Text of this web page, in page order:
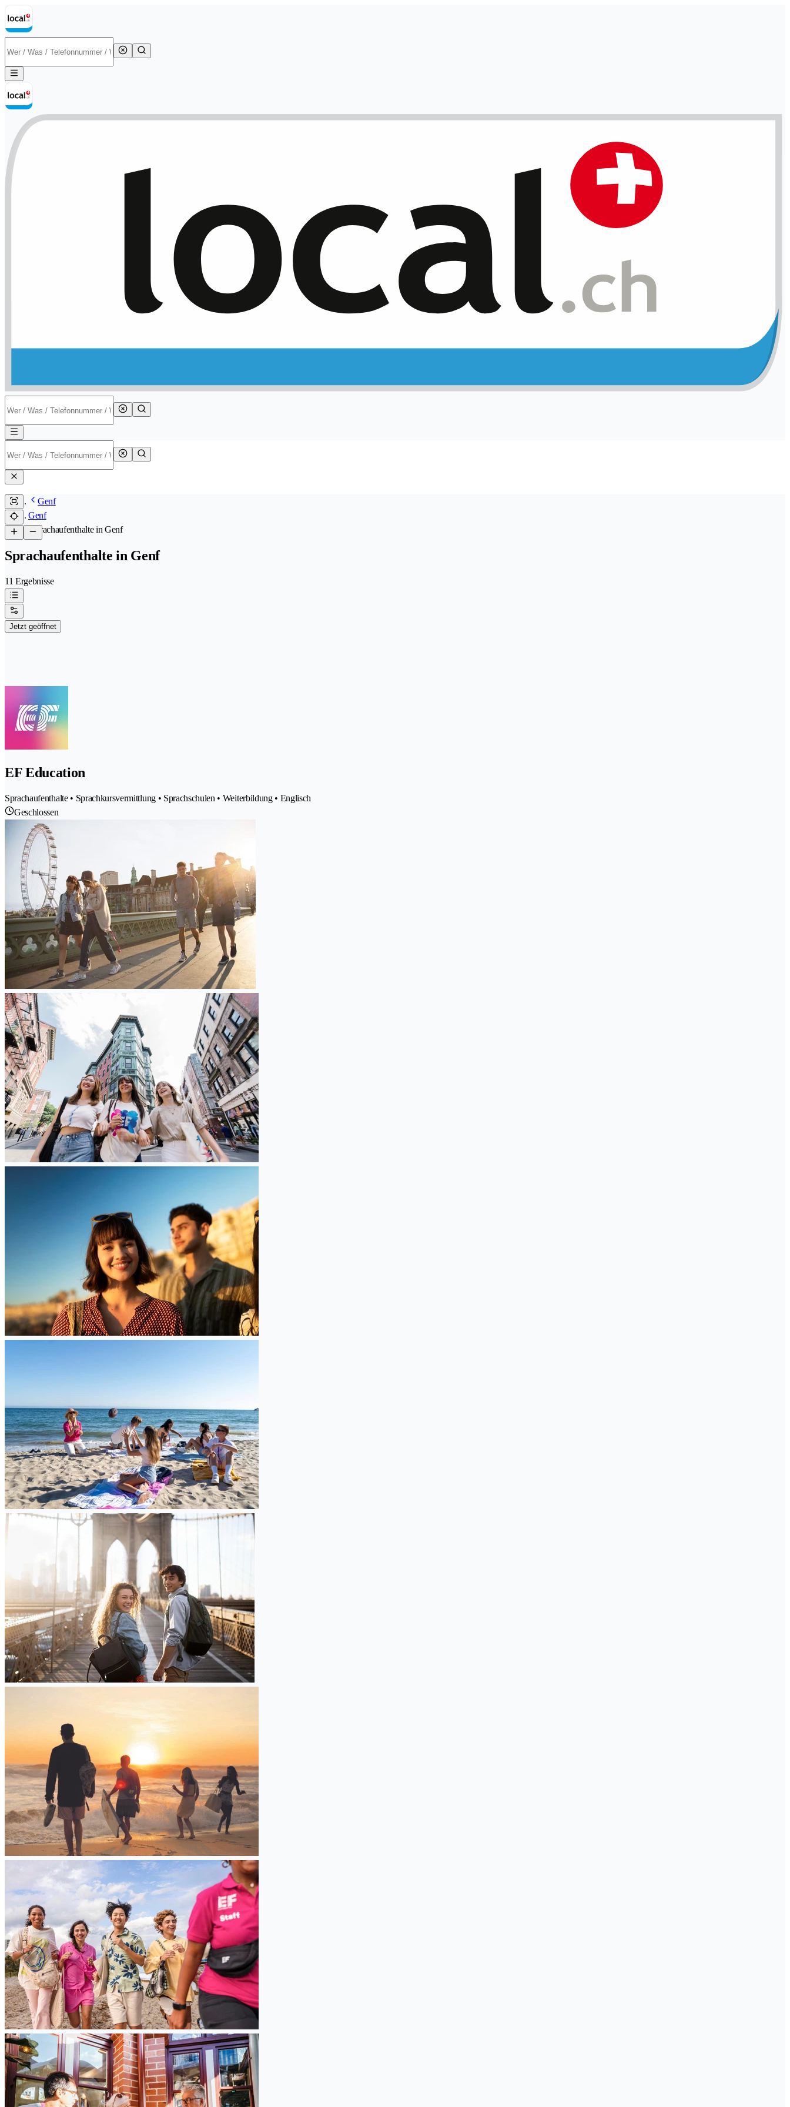
Genf
Genf
/Sprachaufenthalte in Genf
Sprachaufenthalte in Genf
11 Ergebnisse
Jetzt geöffnet
EF Education
Sprachaufenthalte • Sprachkursvermittlung • Sprachschulen • Weiterbildung • Englisch
Geschlossen